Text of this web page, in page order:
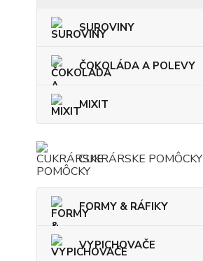
SUROVINY
ČOKOLÁDA A POLEVY
MIXIT
CUKRÁRSKE POMÔCKY
FORMY & RÁFIKY
VYPICHOVAČE